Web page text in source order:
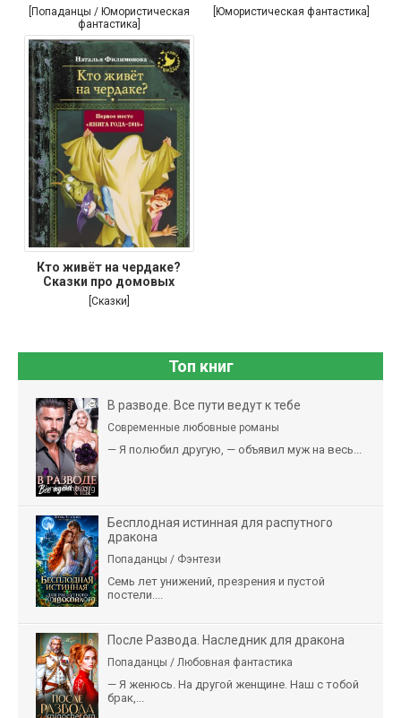
[Попаданцы / Юмористическая
фантастика]
[Юмористическая фантастика]
Кто живёт на чердаке?
Сказки про домовых
[Сказки]
Топ книг
В разводе. Все пути ведут к тебе
Современные любовные романы
— Я полюбил другую, — объявил муж на весь...
Бесплодная истинная для распутного
дракона
Попаданцы / Фэнтези
Семь лет унижений, презрения и пустой
постели....
После Развода. Наследник для дракона
Попаданцы / Любовная фантастика
— Я женюсь. На другой женщине. Наш с тобой
брак,...